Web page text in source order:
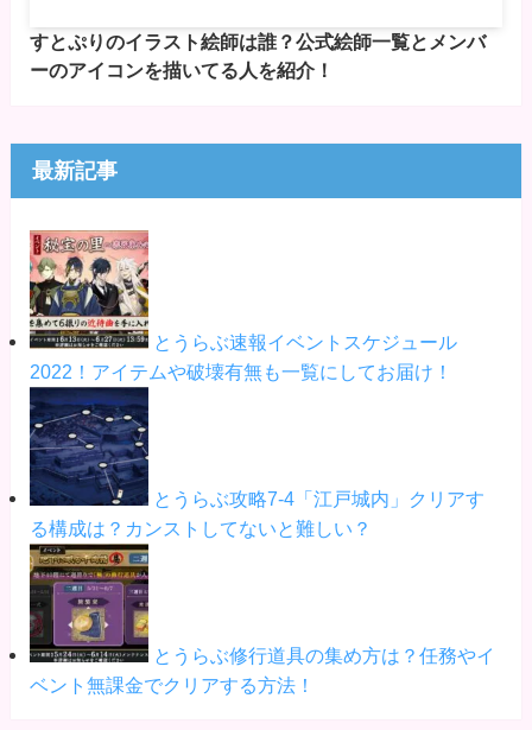
すとぷりのイラスト絵師は誰？公式絵師一覧とメンバ
ーのアイコンを描いてる人を紹介！
最新記事
とうらぶ速報イベントスケジュール
2022！アイテムや破壊有無も一覧にしてお届け！
とうらぶ攻略7-4「江戸城内」クリアす
る構成は？カンストしてないと難しい？
とうらぶ修行道具の集め方は？任務やイ
ベント無課金でクリアする方法！